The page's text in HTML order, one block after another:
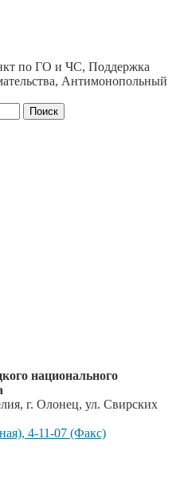
по ГО и ЧС, Поддержка
Антимонопольный
национального
г. Олонец, ул. Свирских
4-11-07 (Факс)